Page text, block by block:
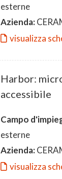
esterne
Azienda:
visualizza
Harbor:
accessibile
Campo
esterne
Azienda:
visualizza